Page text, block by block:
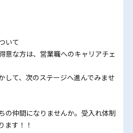
いて
意な方は、営業職へのキャリアチェ
して、次のステージへ進んでみませ
の仲間になりませんか。受入れ体制
ます！！